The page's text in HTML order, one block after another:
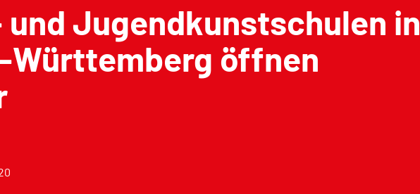
und Jugendkunstschulen in
Württemberg öffnen